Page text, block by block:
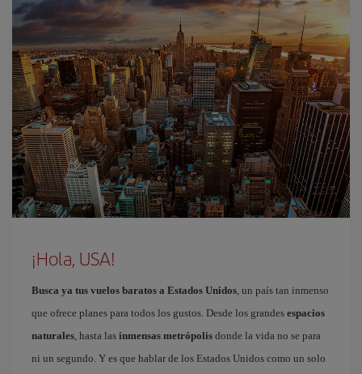
¡Hola, USA!
Busca ya tus vuelos baratos a Estados Unidos , un país tan inmenso
que ofrece planes para todos los gustos. Desde los grandes espacios
naturales , hasta las inmensas metrópolis donde la vida no se para
ni un segundo. Y es que hablar de los Estados Unidos como un solo